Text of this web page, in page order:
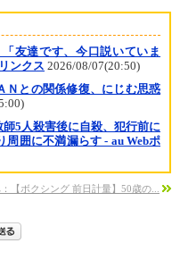
友達です、今口説いていま
ンクス 2026/08/07(20:50)
Ｎとの関係修復、にじむ思惑
5人殺害後に自殺、犯行前に
周囲に不満漏らす - au Webポ
【ボクシング 前日計量】50歳の...